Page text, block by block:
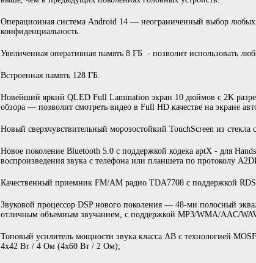
Операционная система Android 14 — неограниченный выбор
конфиденциальность.
Увеличенная оперативная память 8 ГБ - позволит использовать
Встроенная память 128 ГБ.
Новейший яркий QLED Full Lamination экран 10 дюймов с 2K
обзора — позволит смотреть видео в Full HD качестве на экране
Новый сверхчувствительный морозостойкий TouchScreen из стекла
Новое поколение Bluetooth 5.0 с поддержкой кодека aptX - для
воспроизведения звука с телефона или планшета по протоколу
Качественный приемник FM/AM радио TDA7708 с поддержкой
Звуковой процессор DSP нового поколения — 48-ми полосный
отличным объемным звучанием, с поддержкой MP3/WMA/AAC/
Топовый усилитель мощности звука класса AB с технологией
4x42 Вт / 4 Ом (4х60 Вт / 2 Ом);